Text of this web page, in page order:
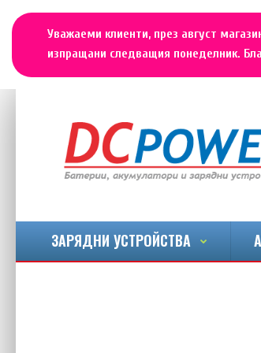
Уважаеми клиенти, през август
изпращани следващия понеделник.
ЗАРЯДНИ УСТРОЙСТВА